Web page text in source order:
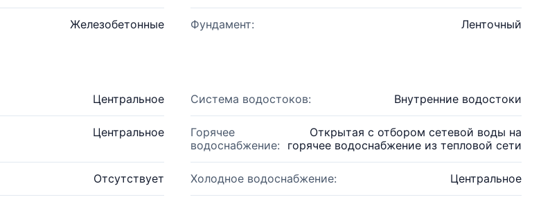
Железобетонные Фундамент: Ленточный
Центральное Система водостоков: Внутренние водостоки
Центральное
Горячее
водоснабжение:
Открытая с отбором сетевой воды на
горячее водоснабжение из тепловой сети
Отсутствует Холодное водоснабжение: Центральное